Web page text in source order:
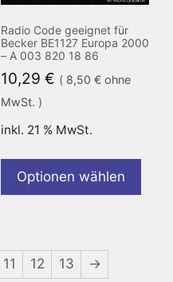
Radio Code geeignet für
Becker BE1127 Europa 2000
– A 003 820 18 86
10,29 € ( 8,50 €ohne
MwSt. )
inkl. 21 % MwSt.
Optionen wählen
11 12 13 →